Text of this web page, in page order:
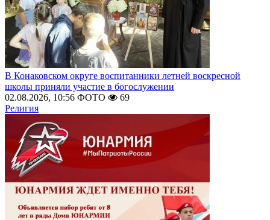
В Конаковском округе воспитанники летней воскресной
школы приняли участие в богослужении
02.08.2026, 10:56 ФОТО
69
Религия